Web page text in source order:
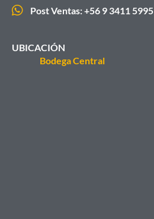
Post Ventas: +56 9 3411 5995
UBICACIÓN
Bodega Central